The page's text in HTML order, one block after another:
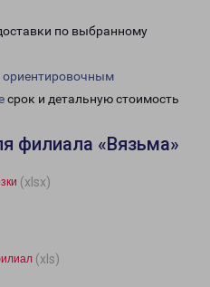
по выбранному
ориентировочным
срок и детальную стоимость
филиала «Вязьма»
(xlsx)
(xls)